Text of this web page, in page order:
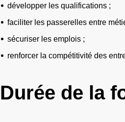
développer les qualifications ;
faciliter les passerelles entre
sécuriser les emplois ;
renforcer la compétitivité des
Durée de la